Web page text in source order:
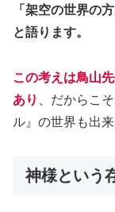
「架空の世界の
と語ります。
この考えは鳥山
あり
、だからこ
ル』の世界も出
神様という